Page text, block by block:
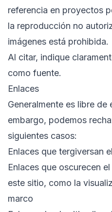
referencia en proyectos
la reproducción no
imágenes está prohibida.
Al citar, indique
como fuente.
Enlaces
Generalmente es libre de
embargo, podemos
siguientes casos:
Enlaces que tergiversan
Enlaces que oscurecen
este sitio, como la
marco